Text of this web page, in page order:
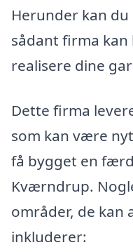
Herunder kan
sådant firma
realisere dine
Dette firma
som kan være
få bygget en
Kværndrup.
områder, de kan
inkluderer: